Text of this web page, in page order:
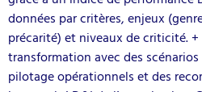
données par critères, enjeux
précarité) et niveaux de criticité.
transformation avec des
pilotage opérationnels et des